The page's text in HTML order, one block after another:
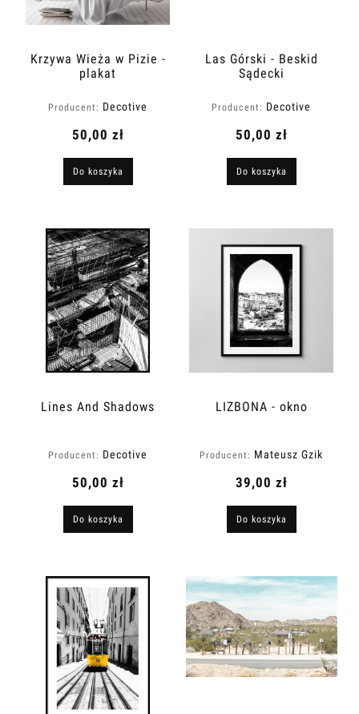
Krzywa Wieża w Pizie -
plakat
Producent: Decotive
50,00 zł
Do koszyka
Las Górski - Beskid
Sądecki
Producent: Decotive
50,00 zł
Do koszyka
Lines And Shadows
Producent: Decotive
50,00 zł
Do koszyka
LIZBONA - okno
Producent: Mateusz Gzik
39,00 zł
Do koszyka